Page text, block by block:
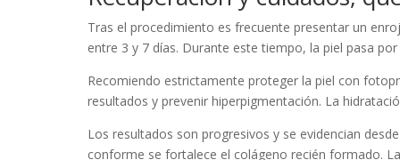
Tras el procedimiento es frecuente presentar un
entre 3 y 7 días. Durante este tiempo, la piel pasa
Recomiendo estrictamente proteger la piel con
resultados y prevenir hiperpigmentación. La
Los resultados son progresivos y se evidencian
conforme se fortalece el colágeno recién formado.